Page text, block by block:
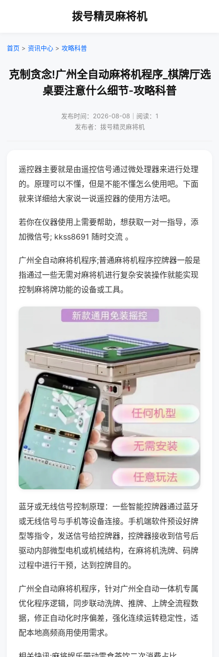
拨号精灵麻将机
首页 > 资讯中心 > 攻略科普
克制贪念!广州全自动麻将机程序_棋牌厅选
桌要注意什么细节-攻略科普
发布时间：2026-08-08｜阅读：1
发布者：拨号精灵麻将机
遥控器主要就是由遥控信号通过微处理器来进行处理
的。原理可以不懂，但是不能不懂怎么使用吧。下面
就来详细给大家说一说遥控器的使用方法吧。
若你在仪器使用上需要帮助，想获取一对一指导，添
加微信号; kkss8691 随时交流 。
广州全自动麻将机程序;普通麻将机程序控牌器一般是
指通过一些无需对麻将机进行复杂安装操作就能实现
控制麻将牌功能的设备或工具。
蓝牙或无线信号控制原理：一些智能控牌器通过蓝牙
或无线信号与手机等设备连接。手机端软件预设好牌
型等指令，发送信号给控牌器，控牌器接收到信号后
驱动内部微型电机或机械结构，在麻将机洗牌、码牌
过程中进行干预，达到控牌目的。
广州全自动麻将机程序，针对广州全自动一体机专属
优化程序逻辑，同步联动洗牌、推牌、上牌全流程数
据，修正自动化时序偏差，强化连续运转稳定性，适
配本地高频商用使用需求。